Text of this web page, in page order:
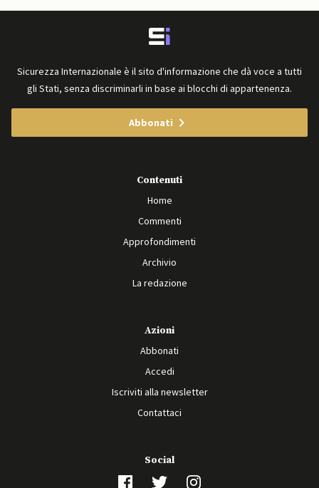
Sicurezza Internazionale è il sito d'informazione che dà voce a tutti
gli Stati, senza discriminarli in base ai blocchi di appartenenza.
Abbonati
Contenuti
Home
Commenti
Approfondimenti
Archivio
La redazione
Azioni
Abbonati
Accedi
Iscriviti alla newsletter
Contattaci
Social